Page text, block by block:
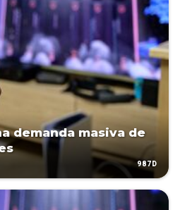
demanda masiva de
987D